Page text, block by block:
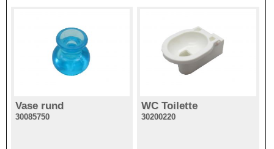
Vase rund
30085750
WC Toilette
30200220